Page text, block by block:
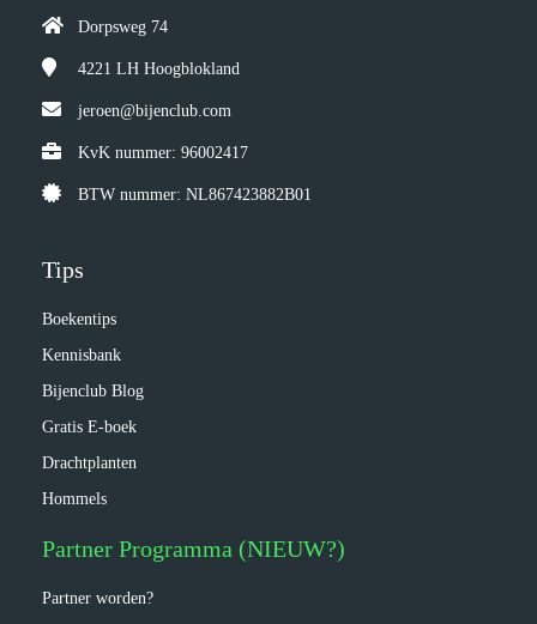
Dorpsweg 74
4221 LH Hoogblokland
jeroen@bijenclub.com
KvK nummer: 96002417
BTW nummer: NL867423882B01
Tips
Boekentips
Kennisbank
Bijenclub Blog
Gratis E-boek
Drachtplanten
Hommels
Partner Programma (NIEUW?)
Partner worden?